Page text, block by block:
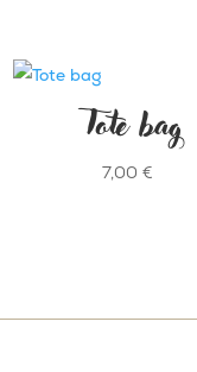
Tote bag
7,00 €